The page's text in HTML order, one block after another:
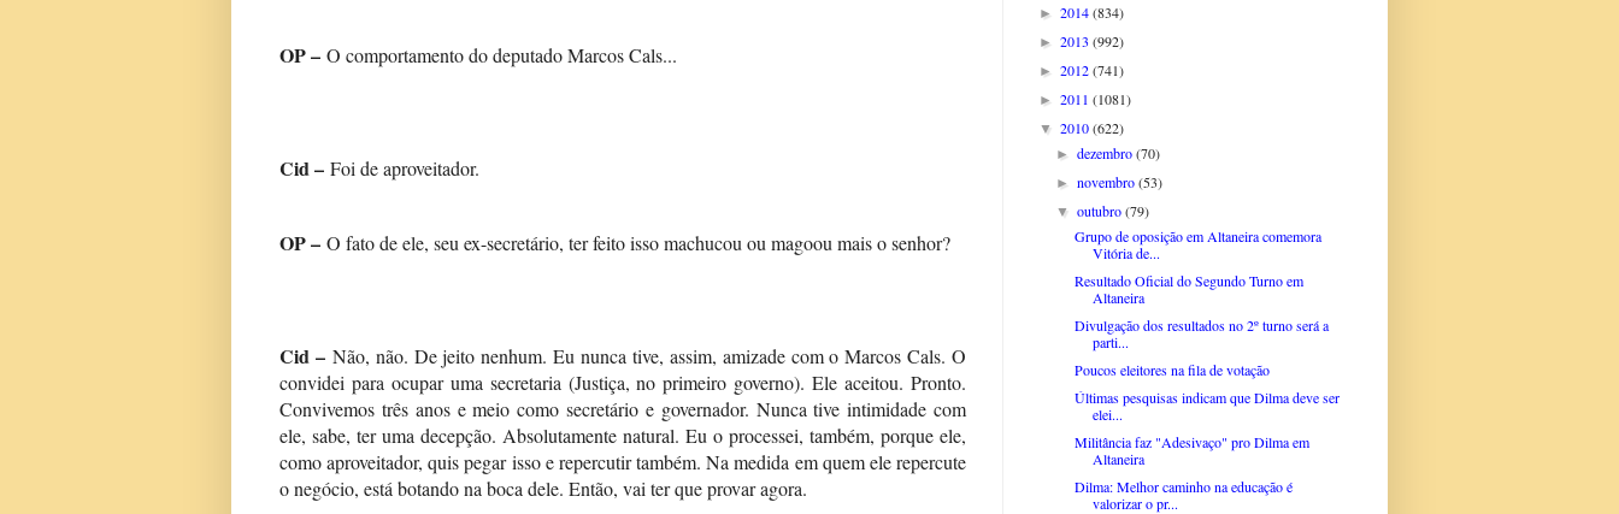
OP – O comportamento do deputado Marcos Cals...
Cid – Foi de aproveitador.
OP – O fato de ele, seu ex-secretário, ter feito isso machucou ou magoou mais o senhor?
Cid –Não, não. De jeito nenhum. Eu nunca tive, assim, amizade com o Marcos Cals. O
convidei para ocupar uma secretaria (Justiça, no primeiro governo). Ele aceitou. Pronto.
Convivemos três anos e meio como secretário e governador. Nunca tive intimidade com
ele, sabe, ter uma decepção. Absolutamente natural. Eu o processei, também, porque ele,
como aproveitador, quis pegar isso e repercutir também. Na medida em quem ele repercute
o negócio, está botando na boca dele. Então, vai ter que provar agora.
► 2014(834)
► 2013 (992)
► 2012(741)
► 2011 (1081)
▼ 2010(622)
►dezembro(70)
►novembro(53)
▼outubro(79)
Grupo de oposição em Altaneira comemora
Vitória de...
Resultado Oficial do Segundo Turno em
Altaneira
Divulgação dos resultados no 2º turno será a
parti...
Poucos eleitores na fila de votação
Últimas pesquisas indicam que Dilma deve ser
elei...
Militância faz "Adesivaço" pro Dilma em
Altaneira
Dilma: Melhor caminho na educação é
valorizar o pr...